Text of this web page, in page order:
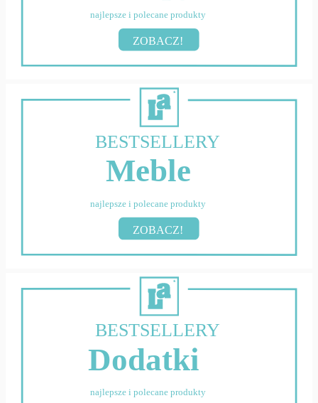
najlepsze i polecane produkty
ZOBACZ!
BESTSELLERY
Meble
najlepsze i polecane produkty
ZOBACZ!
BESTSELLERY
Dodatki
najlepsze i polecane produkty